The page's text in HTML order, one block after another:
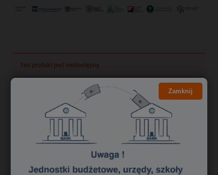
Ten produkt jest niedostępny.
Darmowa dostawa
Darmowa dostawa (Kurier - Przelew bankowy) już od 300,00 zł.
Wartość zakupów
16,40 zł
Zamknij